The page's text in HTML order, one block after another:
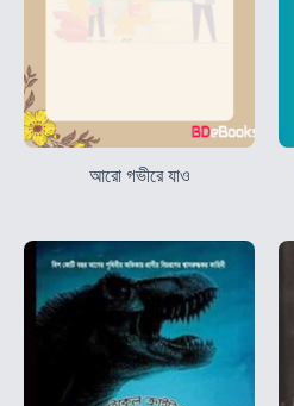
আরো গভীরে যাও